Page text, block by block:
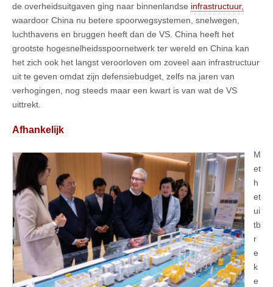
de overheidsuitgaven ging naar binnenlandse infrastructuur,
waardoor China nu betere spoorwegsystemen, snelwegen,
luchthavens en bruggen heeft dan de VS. China heeft het
grootste hogesnelheidsspoornetwerk ter wereld en China kan
het zich ook het langst veroorloven om zoveel aan infrastructuur
uit te geven omdat zijn defensiebudget, zelfs na jaren van
verhogingen, nog steeds maar een kwart is van wat de VS
uittrekt.
Afhankelijk
M
et
h
et
ui
tb
r
e
k
e